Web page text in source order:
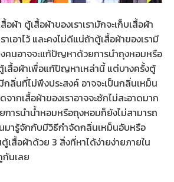
ผ้า ตู้เสื้อผ้าของเราเรามักจะเก็บเสื้อผ้า
เอาไว้ และคงไม่ดีแน่ถ้าตู้เสื้อผ้าของเรามี
คนอาจจะแก้ปัญหาด้วยการนำถุงหอมหรือ
เสื้อผ้าเพื่อแก้ปัญหาเหล่านี้ แต่บางครั้งตู้
กลิ่นที่ไม่พึงประสงค์ อาจจะเป็นกลิ่นเหม็น
ากเสื้อผ้าของเราอาจจะซักไม่สะอาดมาก
ารนำน้ำหอมหรือถุงหอมก็ยังไม่สามารถ
มารู้จักกับมีวิธีกำจัดกลิ่นเหม็นอับหรือ
เสื้อผ้าด้วย 3 สิ่งที่หาได้ง่ายง่ายภายใน
กันเลย